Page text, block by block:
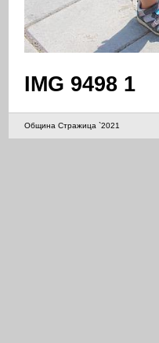
IMG 9498 1
Община Стражица `2021